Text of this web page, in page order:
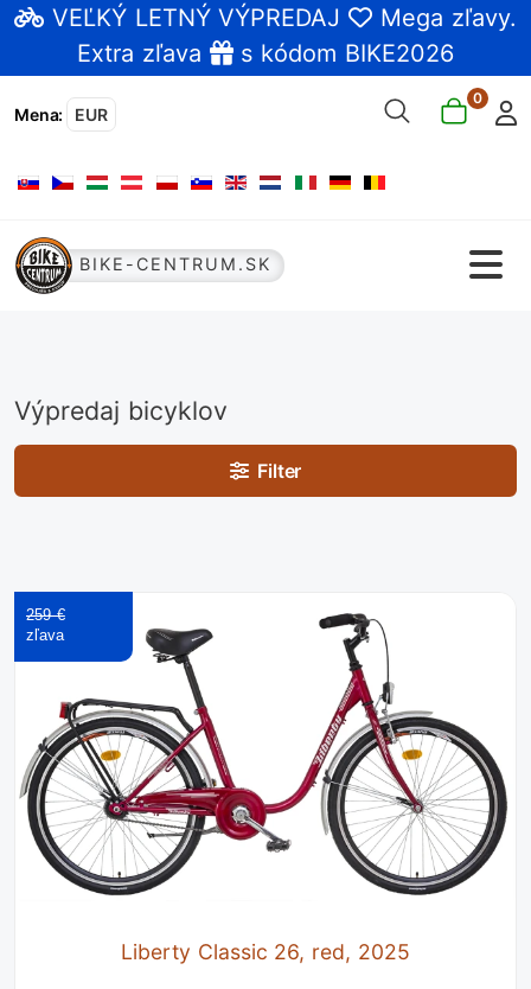
VEĽKÝ LETNÝ VÝPREDAJ Mega zľavy.
Extra zľava
s kódom BIKE2026
Mena: EUR
0
Vyberte váš jazyk
BIKE-CENTRUM.SK
Výpredaj bicyklov
Filter
Liberty Classic 26, red, 2025
259 €